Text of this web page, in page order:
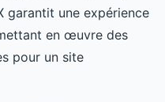
garantit une expérience
en œuvre des
pour un site